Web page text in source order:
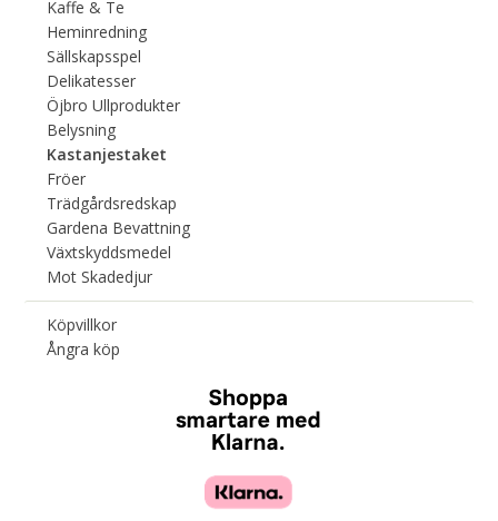
Kaffe & Te
Heminredning
Sällskapsspel
Delikatesser
Öjbro Ullprodukter
Belysning
Kastanjestaket
Fröer
Trädgårdsredskap
Gardena Bevattning
Växtskyddsmedel
Mot Skadedjur
Köpvillkor
Ångra köp